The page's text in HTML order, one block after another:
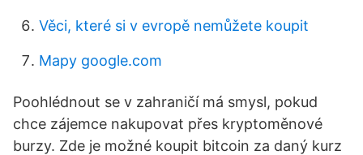
Věci, které si v evropě nemůžete koupit
Mapy google.com
Poohlédnout se v zahraničí má smysl, pokud
chce zájemce nakupovat přes kryptoměnové
burzy. Zde je možné koupit bitcoin za daný kurz